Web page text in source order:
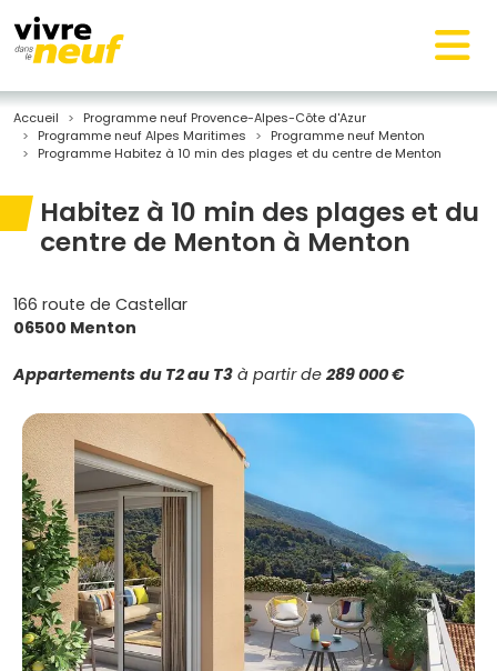
Accueil
Programme neuf Provence-Alpes-Côte d'Azur
Programme neuf Alpes Maritimes
Programme neuf Menton
Programme Habitez à 10 min des plages et du centre de Menton
Habitez à 10 min des plages et du
centre de Menton à Menton
166 route de Castellar
06500 Menton
Appartements du T2 au T3 à partir de 289 000 €